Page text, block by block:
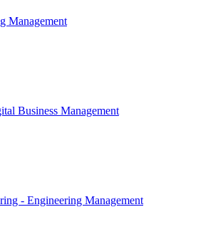
Management
Business Management
- Engineering Management